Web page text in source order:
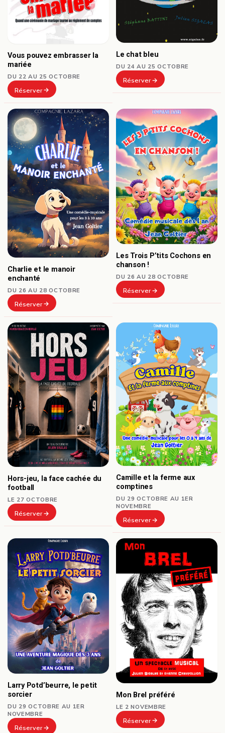
Vous pouvez embrasser la
mariée
DU 22 AU 25 OCTOBRE
Réserver
Le chat bleu
DU 24 AU 25 OCTOBRE
Réserver
Charlie et le manoir
enchanté
DU 26 AU 28 OCTOBRE
Réserver
Les Trois P’tits Cochons en
chanson !
DU 26 AU 28 OCTOBRE
Réserver
Hors-jeu, la face cachée du
football
LE 27 OCTOBRE
Réserver
Camille et la ferme aux
comptines
DU 29 OCTOBRE AU 1ER
NOVEMBRE
Réserver
Larry Potd’beurre, le petit
sorcier
DU 29 OCTOBRE AU 1ER
NOVEMBRE
Réserver
Mon Brel préféré
LE 2 NOVEMBRE
Réserver